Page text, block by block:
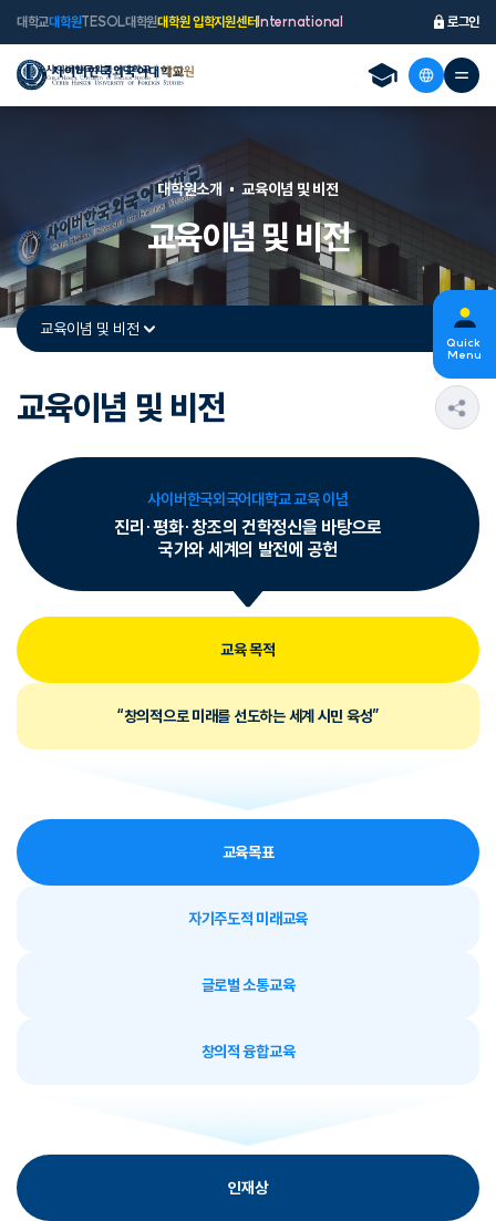
대학교대학원TESOL대학원대학원 입학지원센터 International 로그인
교육이념 및 비전
대학원소개 교육이념 및 비전
교육이념 및 비전
교육이념 및 비전
사이버한국외국어대학교 교육 이념
진리·평화·창조의 건학정신을 바탕으로
국가와 세계의 발전에 공헌
교육 목적
“창의적으로 미래를 선도하는 세계 시민 육성”
교육목표
자기주도적 미래교육
글로벌 소통교육
창의적 융합교육
인재상
Quick
Menu